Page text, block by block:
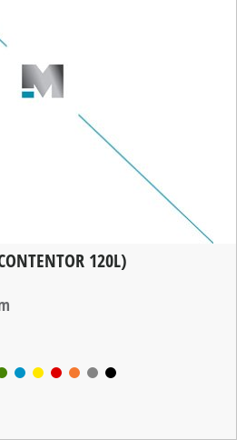
120L)